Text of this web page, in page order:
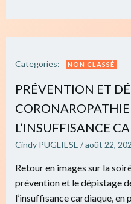
Categories: NON CLASSÉ
PRÉVENTION ET
CORONAROPATHIE
L’INSUFFISANCE
Cindy PUGLIESE /août 22,
Retour en images sur la
prévention et le dépistage
l’insuffisance cardiaque,